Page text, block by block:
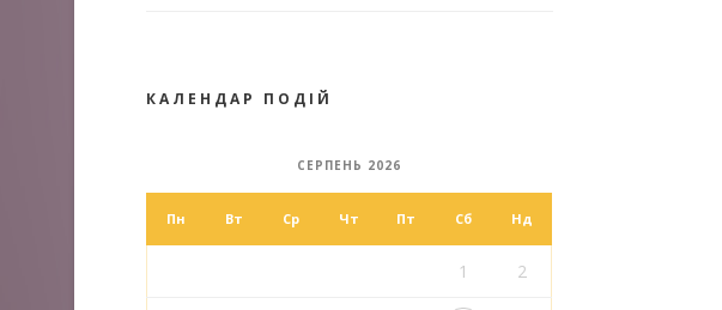
КАЛЕНДАР ПОДІЙ
СЕРПЕНЬ 2026
Пн Вт Ср Чт Пт Сб Нд
1 2